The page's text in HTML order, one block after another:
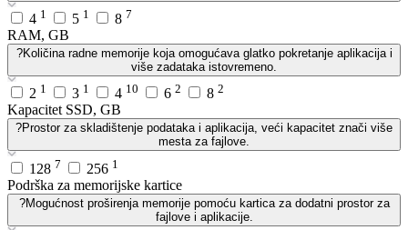
4 1 5 1 8 7
RAM, GB
?Količina radne memorije koja omogućava glatko pokretanje aplikacija i
više zadataka istovremeno.
2 1 3 1 4 10 6 2 8 2
Kapacitet SSD, GB
?Prostor za skladištenje podataka i aplikacija, veći kapacitet znači više
mesta za fajlove.
128 7 256 1
Podrška za memorijske kartice
?Mogućnost proširenja memorije pomoću kartica za dodatni prostor za
fajlove i aplikacije.